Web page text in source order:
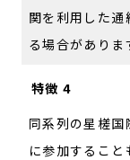
関を利用した
る場合がありま
特徴 4
同系列の星槎
に参加するこ